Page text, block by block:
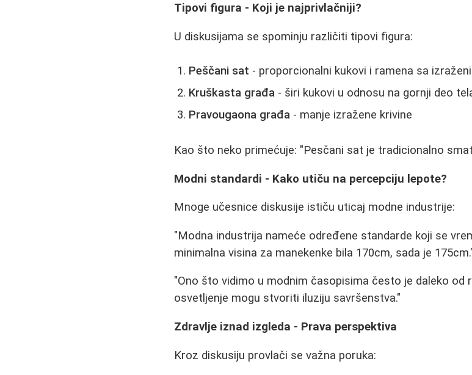
Tipovi figura - Koji je najprivlačniji?
U diskusijama se spominju različiti tipovi figura:
Peščani sat - proporcionalni kukovi i ramena sa
Kruškasta građa - širi kukovi u odnosu na gornji deo
Pravougaona građa - manje izražene krivine
Kao što neko primećuje: "Pesčani sat je tradicionalno
Modni standardi - Kako utiču na percepciju lepote?
Mnoge učesnice diskusije ističu uticaj modne industrije:
"Modna industrija nameće određene standarde koji se
minimalna visina za manekenke bila 170cm, sada je
"Ono što vidimo u modnim časopisima često je daleko
osvetljenje mogu stvoriti iluziju savršenstva."
Zdravlje iznad izgleda - Prava perspektiva
Kroz diskusiju provlači se važna poruka: